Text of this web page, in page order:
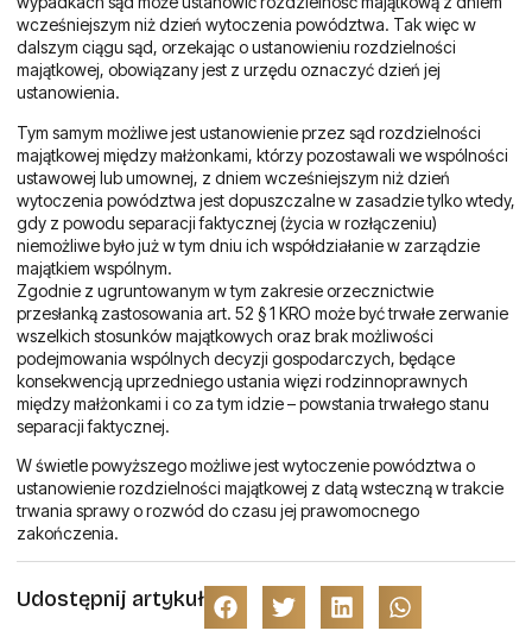
wcześniejszym niż dzień wytoczenia powództwa. Tak więc w
dalszym ciągu sąd, orzekając o ustanowieniu rozdzielności
majątkowej, obowiązany jest z urzędu oznaczyć dzień jej
ustanowienia.
Tym samym możliwe jest ustanowienie przez sąd rozdzielności
majątkowej między małżonkami, którzy pozostawali we wspólności
ustawowej lub umownej, z dniem wcześniejszym niż dzień
wytoczenia powództwa jest dopuszczalne w zasadzie tylko wtedy,
gdy z powodu separacji faktycznej (życia w rozłączeniu)
niemożliwe było już w tym dniu ich współdziałanie w zarządzie
majątkiem wspólnym.
Zgodnie z ugruntowanym w tym zakresie orzecznictwie
przesłanką zastosowania art. 52 § 1 KRO może być trwałe zerwanie
wszelkich stosunków majątkowych oraz brak możliwości
podejmowania wspólnych decyzji gospodarczych, będące
konsekwencją uprzedniego ustania więzi rodzinnoprawnych
między małżonkami i co za tym idzie – powstania trwałego stanu
separacji faktycznej.
W świetle powyższego możliwe jest wytoczenie powództwa o
ustanowienie rozdzielności majątkowej z datą wsteczną w trakcie
trwania sprawy o rozwód do czasu jej prawomocnego
zakończenia.
Udostępnij artykuł